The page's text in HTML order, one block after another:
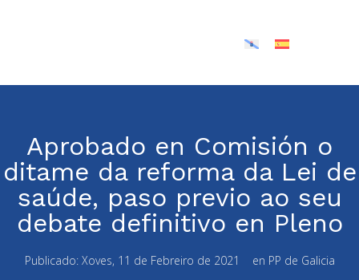
Aprobado en Comisión o
ditame da reforma da Lei de
saúde, paso previo ao seu
debate definitivo en Pleno
Publicado: Xoves, 11 de Febreiro de 2021 en PP de Galicia